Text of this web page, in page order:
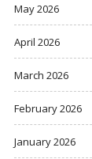
May 2026
April 2026
March 2026
February 2026
January 2026